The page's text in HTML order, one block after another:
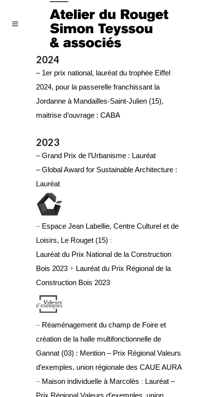
2024
– 1er prix national, lauréat du trophée Eiffel
2024, pour la passerelle franchissant la
Jordanne à Mandailles-Saint-Julien (15),
maitrise d’ouvrage : CABA
2023
– Grand Prix de l’Urbanisme : Lauréat
– Global Award for Sustainable Architecture :
Lauréat
– Espace Jean Labellie, Centre Culturel et de
Loisirs, Le Rouget (15) :
Lauréat du Prix National de la Construction
Bois 2023 + Lauréat du Prix Régional de la
Construction Bois 2023
– Réaménagement du champ de Foire et
création de la halle multifonctionnelle de
Gannat (03) : Mention – Prix Régional Valeurs
d’exemples, union régionale des CAUE AURA
– Maison individuelle à Marcolès : Lauréat –
Prix Régional Valeurs d’exemples, union